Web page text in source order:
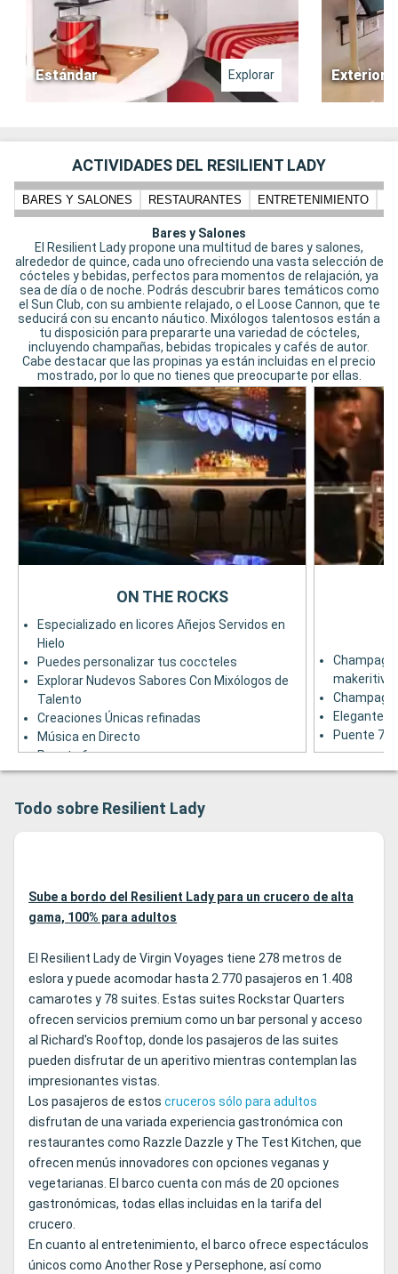
Estándar Explorar Exterior
ACTIVIDADES DEL RESILIENT LADY
BARES Y SALONES RESTAURANTES ENTRETENIMIENTO
Bares y Salones
El Resilient Lady propone una multitud de bares y salones,
alrededor de quince, cada uno ofreciendo una vasta selección de
cócteles y bebidas, perfectos para momentos de relajación, ya
sea de día o de noche. Podrás descubrir bares temáticos como
el Sun Club, con su ambiente relajado, o el Loose Cannon, que te
seducirá con su encanto náutico. Mixólogos talentosos están a
tu disposición para prepararte una variedad de cócteles,
incluyendo champañas, bebidas tropicales y cafés de autor.
Cabe destacar que las propinas ya están incluidas en el precio
mostrado, por lo que no tienes que preocuparte por ellas.
Especializado en licores Añejos Servidos en
Hielo
Puedes personalizar tus coccteles
Explorar Nudevos Sabores Con Mixólogos de
Talento
Creaciones Únicas refinadas
Música en Directo
Puente 6
ON THE ROCKS
Elegante
Puente 7
Todo sobre Resilient Lady
Sube a bordo del Resilient Lady para un crucero de alta
gama, 100% para adultos
El Resilient Lady de Virgin Voyages tiene 278 metros de
eslora y puede acomodar hasta 2.770 pasajeros en 1.408
camarotes y 78 suites. Estas suites Rockstar Quarters
ofrecen servicios premium como un bar personal y acceso
al Richard's Rooftop, donde los pasajeros de las suites
pueden disfrutar de un aperitivo mientras contemplan las
impresionantes vistas.
Los pasajeros de estos cruceros sólo para adultos
disfrutan de una variada experiencia gastronómica con
restaurantes como Razzle Dazzle y The Test Kitchen, que
ofrecen menús innovadores con opciones veganas y
vegetarianas. El barco cuenta con más de 20 opciones
gastronómicas, todas ellas incluidas en la tarifa del
crucero.
En cuanto al entretenimiento, el barco ofrece espectáculos
únicos como Another Rose y Persephone, así como